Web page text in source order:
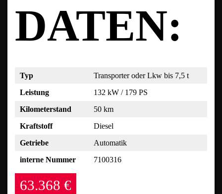
DATEN:
Typ
Transporter oder Lkw bis 7,5 t
Leistung
132 kW / 179 PS
Kilometerstand
50 km
Kraftstoff
Diesel
Getriebe
Automatik
interne Nummer
7100316
63.368 €